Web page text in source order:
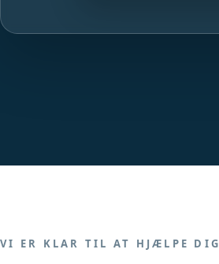
VI ER KLAR TIL AT HJÆLPE DIG